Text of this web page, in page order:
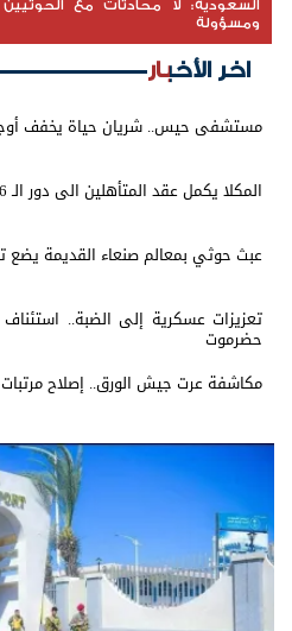
السعودية: لا محادثات مع
ومسؤولة
اخر الأخبار
مستشفى حيس.. شريان حياة يخفف
المكلا يكمل عقد المتأهلين الى دور الـ 16 من بطولة كأس الجمهورية
عبث حوثي بمعالم صنعاء القديمة يضع
تعزيزات عسكرية إلى الضبة..
حضرموت
مكاشفة عرت جيش الورق.. إصلاح